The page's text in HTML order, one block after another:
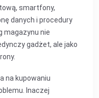
smartfony,
danych i procedury
magazynu nie
gadżet, ale jako
na kupowaniu
Inaczej